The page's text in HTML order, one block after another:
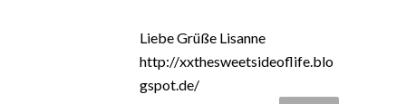
Liebe Grüße Lisanne
http://xxthesweetsideoflife.blo
gspot.de/